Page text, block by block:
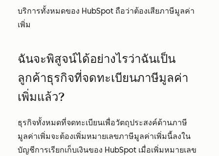
บริการทั้งหมดของ HubSpot ถือว่าต้องเสียภาษีมูลค่า
เพิ่ม
ฉันจะพิสูจน์ได้อย่างไรว่าฉันเป็น
ลูกค้าธุรกิจที่จดทะเบียนภาษีมูลค่า
เพิ่มแล้ว?
ธุรกิจทั้งหมดที่จดทะเบียนเพื่อวัตถุประสงค์ด้านภาษี
มูลค่าเพิ่มจะต้องเพิ่มหมายเลขภาษีมูลค่าเพิ่มนี้ลงใน
บัญชีการเรียกเก็บเงินของ HubSpot เมื่อเพิ่มหมายเลข